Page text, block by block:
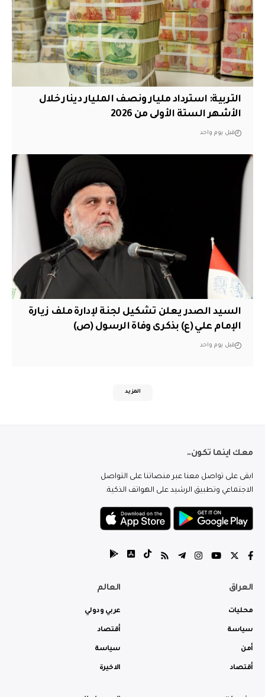
التربية: استرداد مليار ونصف المليار دينار خلال
الأشهر الستة الأولى من 2026
قبل يوم واحد
السيد الصدر يعلن تشكيل لجنة لإدارة ملف زيارة
الإمام علي (ع) بذكرى وفاة الرسول (ص)
قبل يوم واحد
المزيد
معك اينما تكون..
ابقى على تواصل معنا عبر منصاتنا على التواصل
الاجتماعي وتطبيق الرشيد على الهواتف الذكية.
العراق
محليات
سياسة
أمن
أقتصاد
العالم
عربي ودولي
أقتصاد
سياسة
الاخيرة